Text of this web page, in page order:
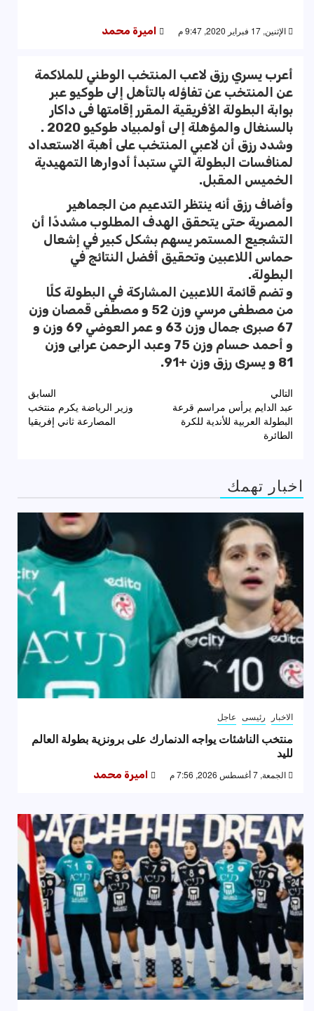
الإثنين, 17 فبراير 2020, 9:47 م اميرة محمد
أعرب يسري رزق لاعب المنتخب الوطني للملاكمة
عن المنتخب عن تفاؤله بالتأهل إلى طوكيو عبر
بوابة البطولة الأفريقية المقرر إقامتها فى داكار
بالسنغال والمؤهلة إلى أولمبياد طوكيو 2020 .
وشدد رزق أن لاعبي المنتخب على أهبة الاستعداد
لمنافسات البطولة التي ستبدأ أدوارها التمهيدية
الخميس المقبل.
وأضاف رزق أنه ينتظر التدعيم من الجماهير
المصرية حتى يتحقق الهدف المطلوب مشددًا أن
التشجيع المستمر يسهم بشكل كبير في إشعال
حماس اللاعبين وتحقيق أفضل النتائج في
البطولة.
و تضم قائمة اللاعبين المشاركة في البطولة كلًا
من مصطفى مرسي وزن 52 و مصطفى قمصان وزن
67 صبرى جمال وزن 63 و عمر العوضي 69 وزن و
و أحمد حسام وزن 75 وعبد الرحمن عرابى وزن
81 و يسرى رزق وزن +91.
تصفّح
المقالات
السابق
وزير الرياضة يكرم منتخب
المصارعة ثاني إفريقيا
التالي
عبد الدايم يرأس مراسم قرعة
البطولة العربية للأندية للكرة
الطائرة
اخبار تهمك
الاخبار رئيسى عاجل
منتخب الناشئات يواجه الدنمارك على برونزية بطولة العالم
لليد
الجمعة, 7 أغسطس 2026, 7:56 م اميرة محمد